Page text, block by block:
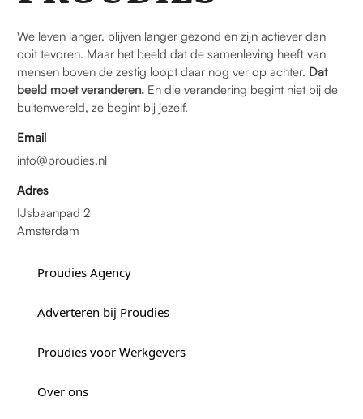
We leven langer, blijven langer gezond en zijn actiever dan
ooit tevoren. Maar het beeld dat de samenleving heeft van
mensen boven de zestig loopt daar nog ver op achter. Dat
beeld moet veranderen. En die verandering begint niet bij de
buitenwereld, ze begint bij jezelf.
Email
info@proudies.nl
Adres
IJsbaanpad 2
Amsterdam
Proudies Agency
Adverteren bij Proudies
Proudies voor Werkgevers
Over ons